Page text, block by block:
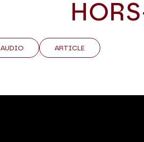
AUDIO ARTICLE